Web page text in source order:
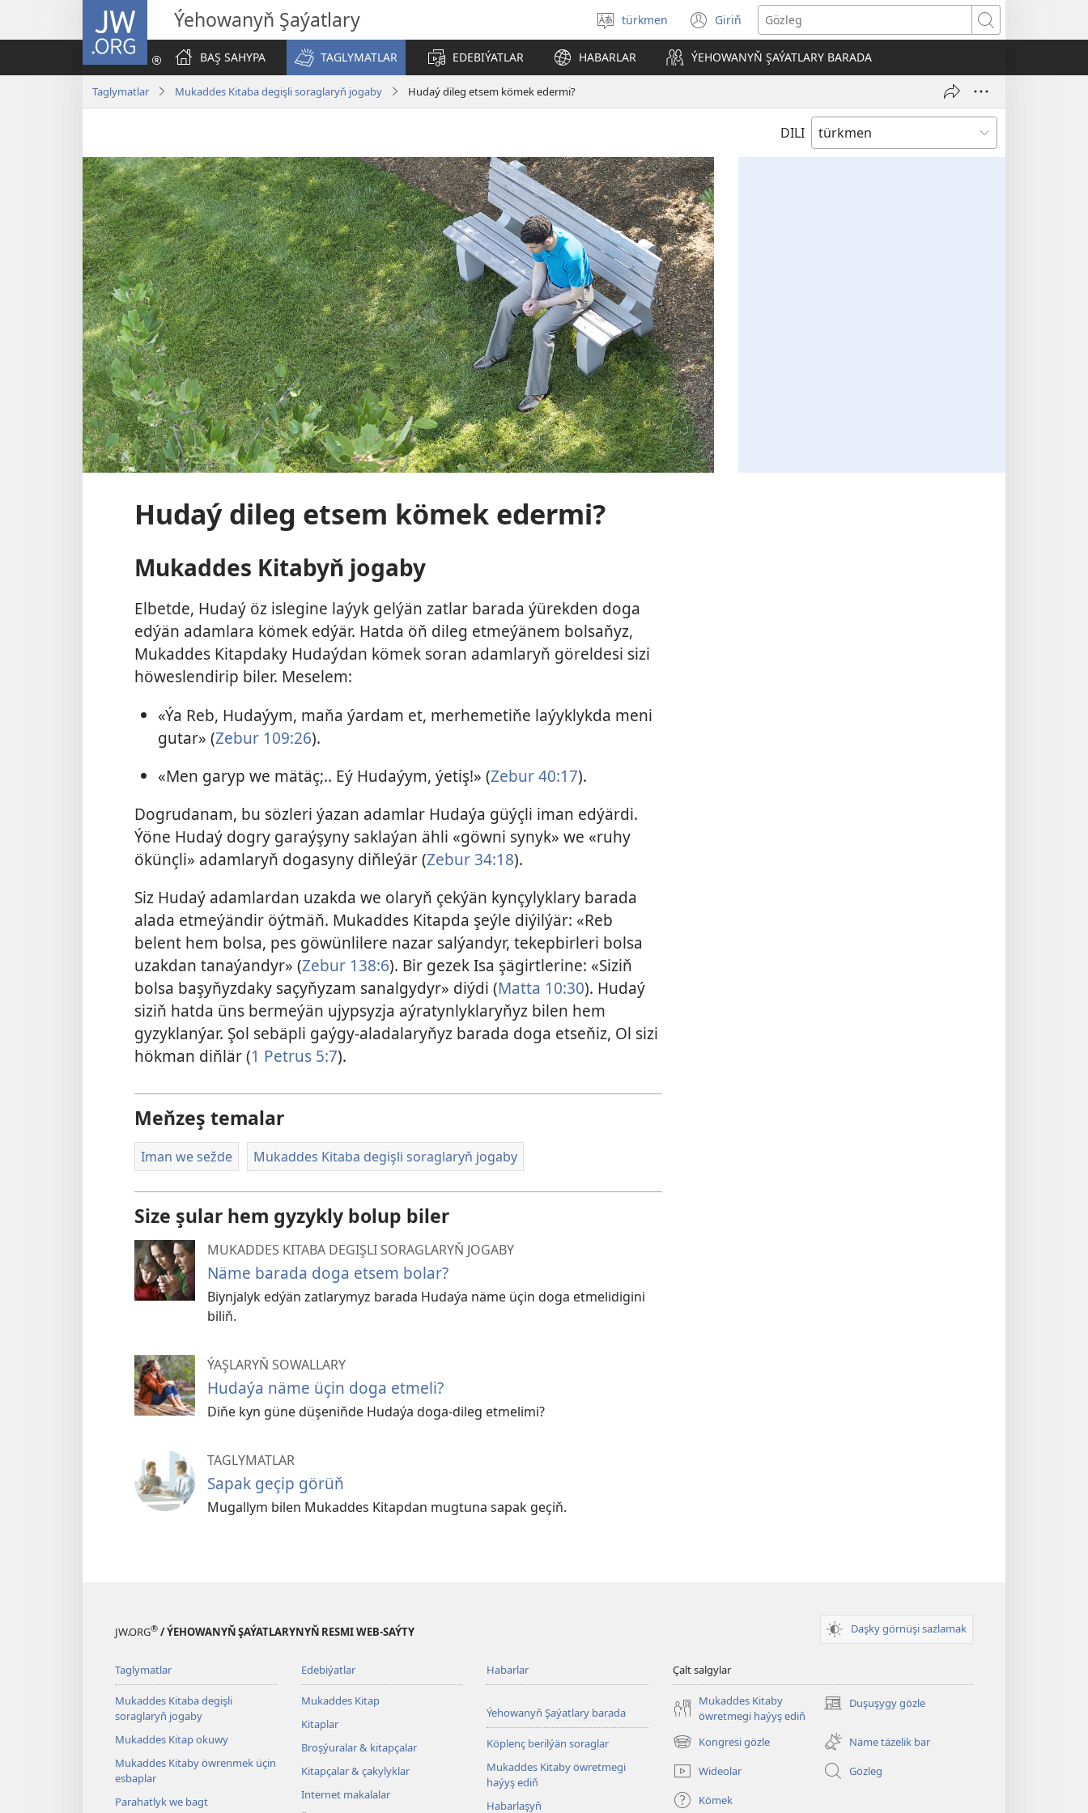
JW.ORG Ýehowanyň Şaýatlary
Dili
saýlaň
türkmen Giriň
(täze
sahypada
açylýar)
Gözleg
BAŞ SAHYPA
TAGLYMATLAR EDEBIÝATLAR HABARLAR ÝEHOWANYŇ ŞAÝATLARY BARADA
Taglymatlar Mukaddes Kitaba degişli soraglaryň jogaby Hudaý dileg etsem kömek edermi?
DILI
Hudaý dileg etsem kömek edermi?
Mukaddes Kitabyň jogaby
Elbetde, Hudaý öz islegine laýyk gelýän zatlar barada ýürekden doga
edýän adamlara kömek edýär. Hatda öň dileg etmeýänem bolsaňyz,
Mukaddes Kitapdaky Hudaýdan kömek soran adamlaryň göreldesi sizi
höweslendirip biler. Meselem:
«Ýa Reb, Hudaýym, maňa ýardam et, merhemetiňe laýyklykda meni
gutar» (Zebur 109:26).
«Men garyp we mätäç;.. Eý Hudaýym, ýetiş!» (Zebur 40:17).
Dogrudanam, bu sözleri ýazan adamlar Hudaýa güýçli iman edýärdi.
Ýöne Hudaý dogry garaýşyny saklaýan ähli «göwni synyk» we «ruhy
ökünçli» adamlaryň dogasyny diňleýär (Zebur 34:18).
Siz Hudaý adamlardan uzakda we olaryň çekýän kynçylyklary barada
alada etmeýändir öýtmäň. Mukaddes Kitapda şeýle diýilýär: «Reb
belent hem bolsa, pes göwünlilere nazar salýandyr, tekepbirleri bolsa
uzakdan tanaýandyr» (Zebur 138:6). Bir gezek Isa şägirtlerine: «Siziň
bolsa başyňyzdaky saçyňyzam sanalgydyr» diýdi (Matta 10:30). Hudaý
siziň hatda üns bermeýän ujypsyzja aýratynlyklaryňyz bilen hem
gyzyklanýar. Şol sebäpli gaýgy-aladalaryňyz barada doga etseňiz, Ol sizi
hökman diňlär (1 Petrus 5:7).
Meňzeş temalar
Iman we sežde Mukaddes Kitaba degişli soraglaryň jogaby
Size şular hem gyzykly bolup biler
MUKADDES KITABA DEGIŞLI SORAGLARYŇ JOGABY
Näme barada doga etsem bolar?
Biynjalyk edýän zatlarymyz barada Hudaýa näme üçin doga etmelidigini
biliň.
ÝAŞLARYŇ SOWALLARY
Hudaýa näme üçin doga etmeli?
Diňe kyn güne düşeniňde Hudaýa doga-dileg etmelimi?
TAGLYMATLAR
Sapak geçip görüň
Mugallym bilen Mukaddes Kitapdan mugtuna sapak geçiň.
JW.ORG® / ÝEHOWANYŇ ŞAÝATLARYNYŇ RESMI WEB-SAÝTY Daşky görnüşi sazlamak
Taglymatlar
Mukaddes Kitaba degişli
soraglaryň jogaby
Mukaddes Kitap okuwy
Mukaddes Kitaby öwrenmek üçin
esbaplar
Parahatlyk we bagt
Edebiýatlar
Mukaddes Kitap
Kitaplar
Broşýuralar & kitapçalar
Kitapçalar & çakylyklar
Internet makalalar
Habarlar
Ýehowanyň Şaýatlary barada
Köplenç berilýän soraglar
Mukaddes Kitaby öwretmegi
haýyş ediň
Habarlaşyň
Çalt salgylar
Mukaddes Kitaby
öwretmegi haýyş ediň
Duşuşygy gözle
(täze
açylýar)
Kongresi gözle
(täze
sahypada
açylýar)
Näme täzelik bar
Wideolar
Gözleg
Kömek